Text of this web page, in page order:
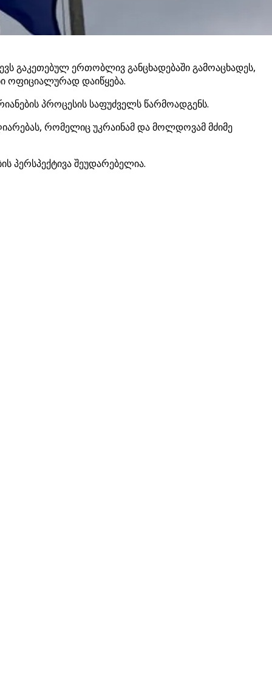
გაკეთებულ ერთობლივ განცხადებაში გამოაცხადეს,
ოფიციალურად დაიწყება.
პროცესის საფუძველს წარმოადგენს.
რომელიც უკრაინამ და მოლდოვამ მძიმე
პერსპექტივა შეუდარებელია.